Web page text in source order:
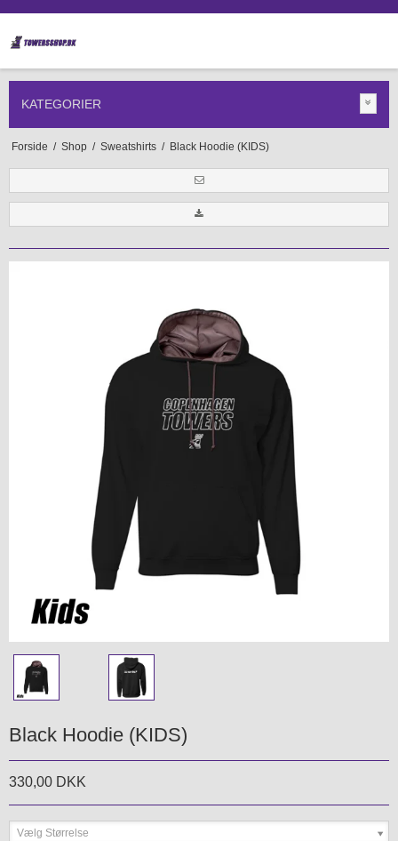
KATEGORIER
Forside / Shop / Sweatshirts / Black Hoodie (KIDS)
Black Hoodie (KIDS)
330,00 DKK
Vælg Størrelse